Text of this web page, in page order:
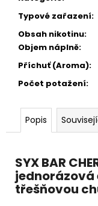
Typové zařazení:
Obsah nikotinu:
Objem náplně:
Příchuť (Aroma):
Počet potažení:
Popis
SYX BAR
třešňovou
Kč